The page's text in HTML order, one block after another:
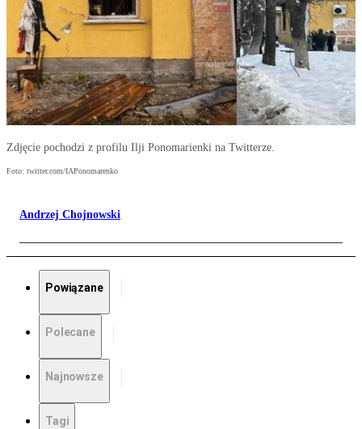
Zdjęcie pochodzi z profilu Ilji Ponomarienki na Twitterze.
Foto: twitter.com/IAPonomarenko
Andrzej Chojnowski
Powiązane
Polecane
Najnowsze
Tagi